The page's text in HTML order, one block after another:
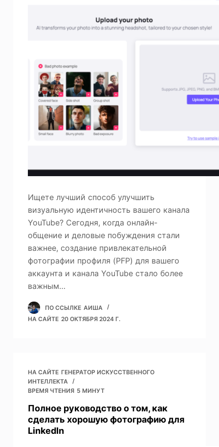
Ищете лучший способ улучшить
визуальную идентичность вашего канала
YouTube? Сегодня, когда онлайн-
общение и деловые побуждения стали
важнее, создание привлекательной
фотографии профиля (PFP) для вашего
аккаунта и канала YouTube стало более
важным…
ПО ССЫЛКЕ АИША
НА САЙТЕ 20 ОКТЯБРЯ 2024 Г.
НА САЙТЕ ГЕНЕРАТОР ИСКУССТВЕННОГО
ИНТЕЛЛЕКТА
ВРЕМЯ ЧТЕНИЯ 5 МИНУТ
Полное руководство о том, как
сделать хорошую фотографию для
LinkedIn